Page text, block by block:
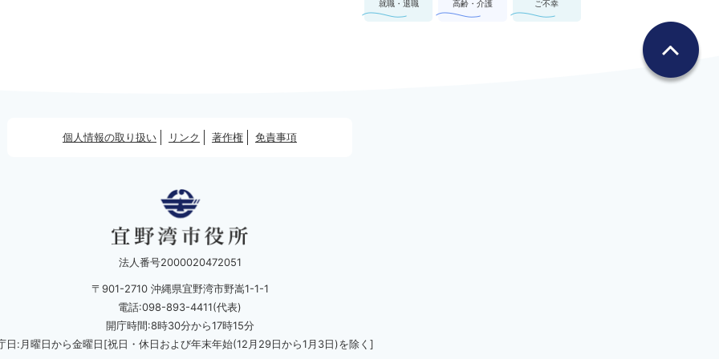
就職・退職 高齢・介護 ご不幸
個人情報の取り扱い リンク 著作権 免責事項
法人番号2000020472051
〒901-2710 沖縄県宜野湾市野嵩1-1-1
電話:098-893-4411(代表)
開庁時間:8時30分から17時15分
日:月曜日から金曜日[祝日・休日および年末年始(12月29日から1月3日)を除く]